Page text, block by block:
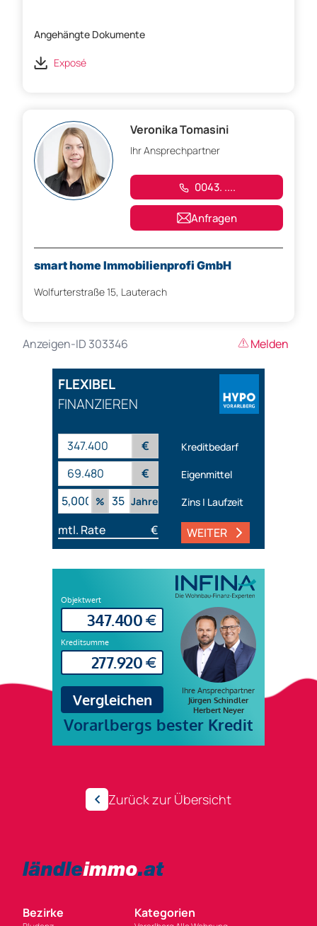
Angehängte Dokumente
Exposé
Veronika Tomasini
Ihr Ansprechpartner
0043. ....
Anfragen
smart home Immobilienprofi GmbH
Wolfurterstraße 15, Lauterach
Anzeigen-ID 303346 Melden
FLEXIBEL
FINANZIEREN
€ Kreditbedarf
€
Eigenmittel
%
Jahre Zins | Laufzeit
mtl. Rate € WEITER
Zurück zur Übersicht
Bezirke Kategorien